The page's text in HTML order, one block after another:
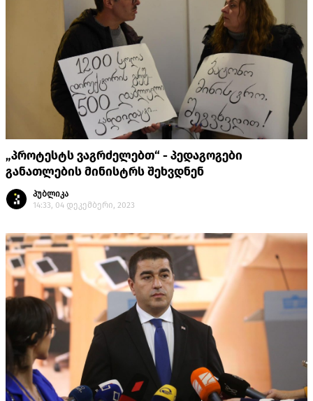
„პროტესტს ვაგრძელებთ“ - პედაგოგები
განათლების მინისტრს შეხვდნენ
პუბლიკა
14:33, 04 დეკემბერი, 2023